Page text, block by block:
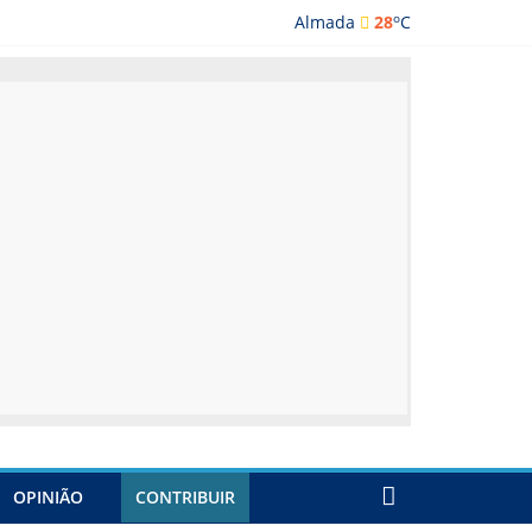
Almada 28oC
OPINIÃO CONTRIBUIR